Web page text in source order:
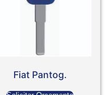
Fiat Pantog.